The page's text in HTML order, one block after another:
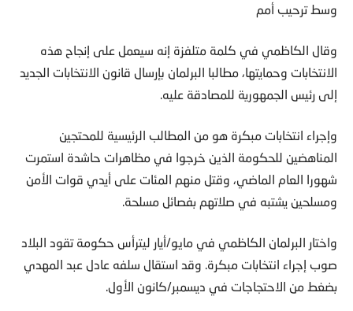
وسط ترحيب أمم
وقال الكاظمي في كلمة متلفزة إنه سيعمل على إنجاح هذه
الانتخابات وحمايتها، مطالبا البرلمان بإرسال قانون الانتخابات الجديد
إلى رئيس الجمهورية للمصادقة عليه.
وإجراء انتخابات مبكرة هو من المطالب الرئيسية للمحتجين
المناهضين للحكومة الذين خرجوا في مظاهرات حاشدة استمرت
شهورا العام الماضي، وقتل منهم المئات على أيدي قوات الأمن
ومسلحين يشتبه في صلاتهم بفصائل مسلحة.
واختار البرلمان الكاظمي في مايو/أيار ليترأس حكومة تقود البلاد
صوب إجراء انتخابات مبكرة. وقد استقال سلفه عادل عبد المهدي
بضغط من الاحتجاجات في ديسمبر/كانون الأول.